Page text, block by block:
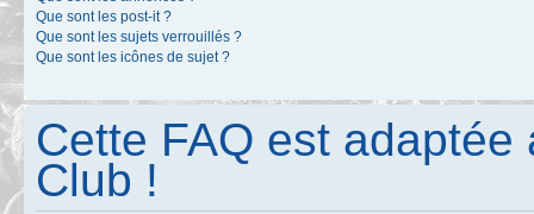
Que sont les post-it ?
Que sont les sujets verrouillés ?
Que sont les icônes de sujet ?
Cette FAQ est
Club !